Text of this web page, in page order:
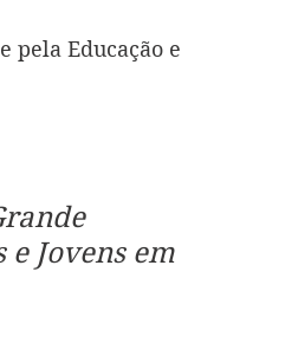
pela Educação e
Jovens em